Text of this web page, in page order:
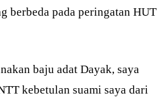
berbeda pada peringatan HUT
baju adat Dayak, saya
kebetulan suami saya dari